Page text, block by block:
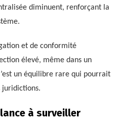
diminuent, renforçant la
et de conformité
élevé, même dans un
un équilibre rare qui pourrait
juridictions.
à surveiller